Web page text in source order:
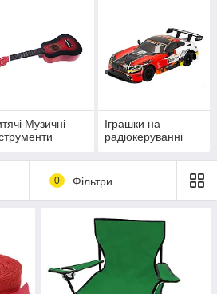
Музичні
Іграшки на
радіокеруванні
0 Фільтри